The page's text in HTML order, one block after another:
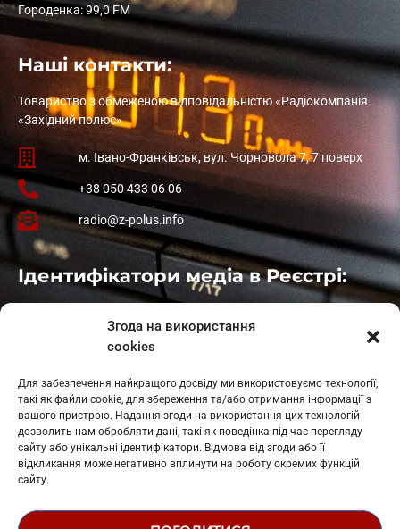
Згода на використання
cookies
Для забезпечення найкращого досвіду ми використовуємо технології,
такі як файли cookie, для збереження та/або отримання інформації з
вашого пристрою. Надання згоди на використання цих технологій
дозволить нам обробляти дані, такі як поведінка під час перегляду
сайту або унікальні ідентифікатори. Відмова від згоди або її
відкликання може негативно вплинути на роботу окремих функцій
сайту.
Городенка: 99,0 FM
Наші контакти:
Товариство з обмеженою відповідальністю «Радіокомпанія
«Західний полюс»
м. Івано-Франківськ, вул. Чорновола 7, 7 поверх
+38 050 433 06 06
radio@z-polus.info
Ідентифікатори медіа в Реєстрі:
: L11-01410
: L11-01801
Косів: L11-01805
Гарасимів: L11-02274